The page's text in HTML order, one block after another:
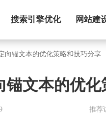
搜索引擎优化 网站建
向锚文本的优化策略和技巧分享
锚文本的优
推荐